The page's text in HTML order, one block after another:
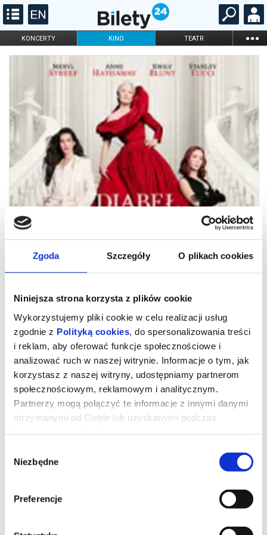
Zgoda Szczegóły O plikach cookies
Niniejsza strona korzysta z plików cookie
Wykorzystujemy pliki cookie w celu realizacji usług
zgodnie z Polityką cookies , do spersonalizowania treści
i reklam, aby oferować funkcje społecznościowe i
analizować ruch w naszej witrynie. Informacje o tym, jak
korzystasz z naszej witryny, udostępniamy partnerom
społecznościowym, reklamowym i analitycznym.
Partnerzy mogą połączyć te informacje z innymi danymi
otrzymanymi od Ciebie lub uzyskanymi podczas
zgody
Niezbędne
Preferencje
KONCERTY KINO TEATR ...
FILHARMONIA OPERA I BALET
DLA DZIECI
ONLINE KARNETY
DIABEŁ UBIERA SIĘ U PRADY 2
Udostępnij
Emily i Nigela Meryl Streep, Anne Hathaway, Emily Blunt i Stanley
Tucci powracają na tętniące modą ulice Nowego Jorku i do
eleganckich biur magazynu Runway w filmie „Diabeł ubiera się u
całe pokolenie. Zareżyserię odpowiada David Frankel, scenariusz